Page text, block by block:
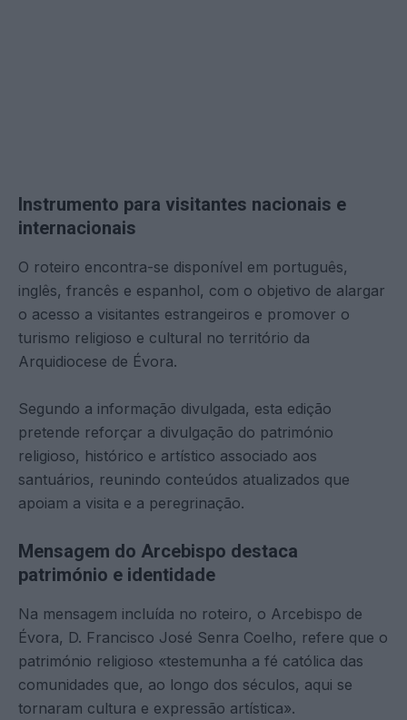
Instrumento para visitantes nacionais e
internacionais
O roteiro encontra-se disponível em português,
inglês, francês e espanhol, com o objetivo de alargar
o acesso a visitantes estrangeiros e promover o
turismo religioso e cultural no território da
Arquidiocese de Évora.
Segundo a informação divulgada, esta edição
pretende reforçar a divulgação do património
religioso, histórico e artístico associado aos
santuários, reunindo conteúdos atualizados que
apoiam a visita e a peregrinação.
Mensagem do Arcebispo destaca
património e identidade
Na mensagem incluída no roteiro, o Arcebispo de
Évora, D. Francisco José Senra Coelho, refere que o
património religioso «testemunha a fé católica das
comunidades que, ao longo dos séculos, aqui se
tornaram cultura e expressão artística».